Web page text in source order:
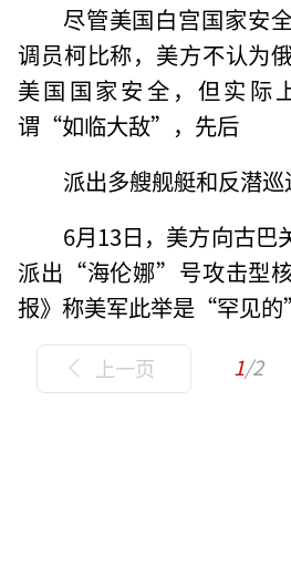
尽管美国白宫国家安
调员柯比称，美方不认为
美国国家安全，但实际
谓“如临大敌”，先后
派出多艘舰艇和反潜巡
6月13日，美方向古巴
派出“海伦娜”号攻击型
报》称美军此举是“罕见的
上一页 1/2